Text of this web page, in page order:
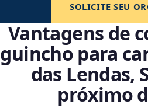
SOLICITE SEU
Vantagens de
guincho para
das Lendas,
próximo